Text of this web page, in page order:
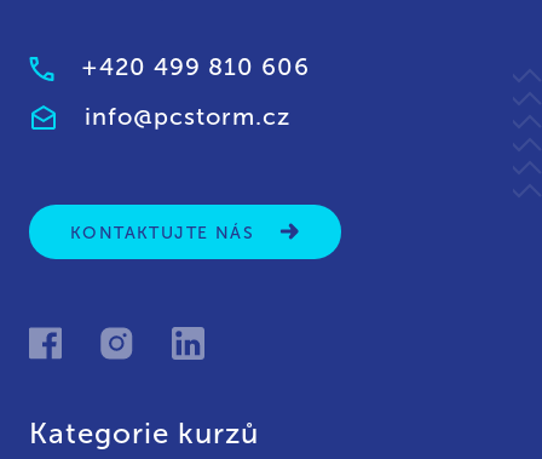
+420 499 810 606
info@pcstorm.cz
KONTAKTUJTE NÁS
Kategorie kurzů